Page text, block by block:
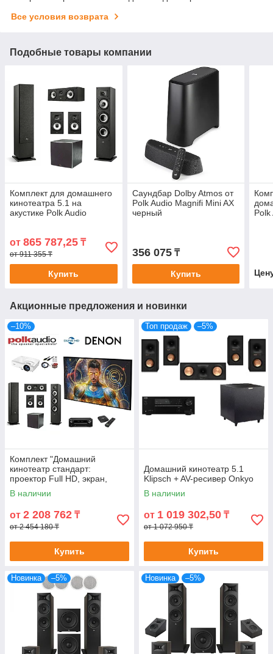
Все условия возврата
Подобные товары компании
Комплект для домашнего
кинотеатра 5.1 на
акустике Polk Audio
от 865 787,25 ₸
от 911 355 ₸
Купить
Саундбар Dolby Atmos от
Polk Audio Magnifi Mini AX
черный
356 075₸
Купить
Polk
Акционные предложения и новинки
–10%
Комплект "Домашний
кинотеатр стандарт:
проектор Full HD, экран,
акустика Polk MXT 5.1"
В наличии
от 2 208 762 ₸
от 2 454 180 ₸
Купить
Топ продаж –5%
Домашний кинотеатр 5.1
Klipsch + AV-ресивер Onkyo
В наличии
от 1 019 302,50 ₸
от 1 072 950 ₸
Купить
Новинка –5% Новинка –5%